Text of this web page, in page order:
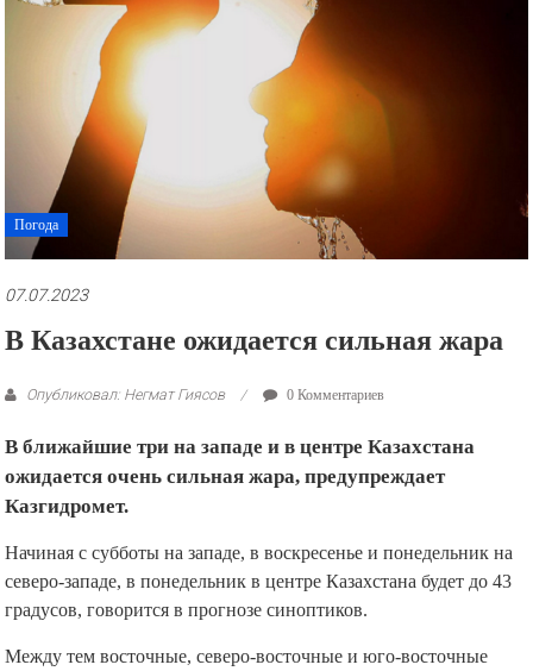
презентации.
Погода
07.07.2023
В Казахстане ожидается сильная жара
Опубликовал: Негмат Гиясов 0 Комментариев
В ближайшие три на западе и в центре Казахстана
ожидается очень сильная жара, предупреждает
Казгидромет.
Начиная с субботы на западе, в воскресенье и понедельник на
северо-западе, в понедельник в центре Казахстана будет до 43
градусов, говорится в прогнозе синоптиков.
Между тем восточные, северо-восточные и юго-восточные